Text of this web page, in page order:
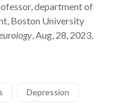
department of
Boston University
, Aug, 28, 2023,
Depression